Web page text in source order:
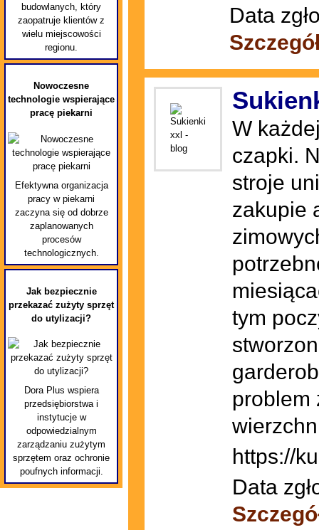
budowlanych, który
zaopatruje klientów z
wielu miejscowości
regionu.
Nowoczesne
technologie wspierające
pracę piekarni
Efektywna organizacja
pracy w piekarni
zaczyna się od dobrze
zaplanowanych
procesów
technologicznych.
Jak bezpiecznie
przekazać zużyty sprzęt
do utylizacji?
Dora Plus wspiera
przedsiębiorstwa i
instytucje w
odpowiedzialnym
zarządzaniu zużytym
sprzętem oraz ochronie
poufnych informacji.
Data
W
czapki.
stroje
zakupie
tym
problem
https://
Data